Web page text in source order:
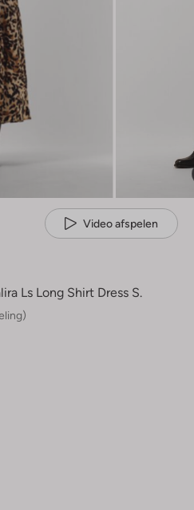
Video afspelen
Ls Long Shirt Dress S.